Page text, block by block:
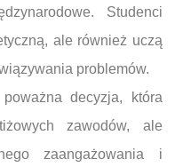
Studenci
ale również uczą
problemów.
decyzja, która
zawodów, ale
zaangażowania i